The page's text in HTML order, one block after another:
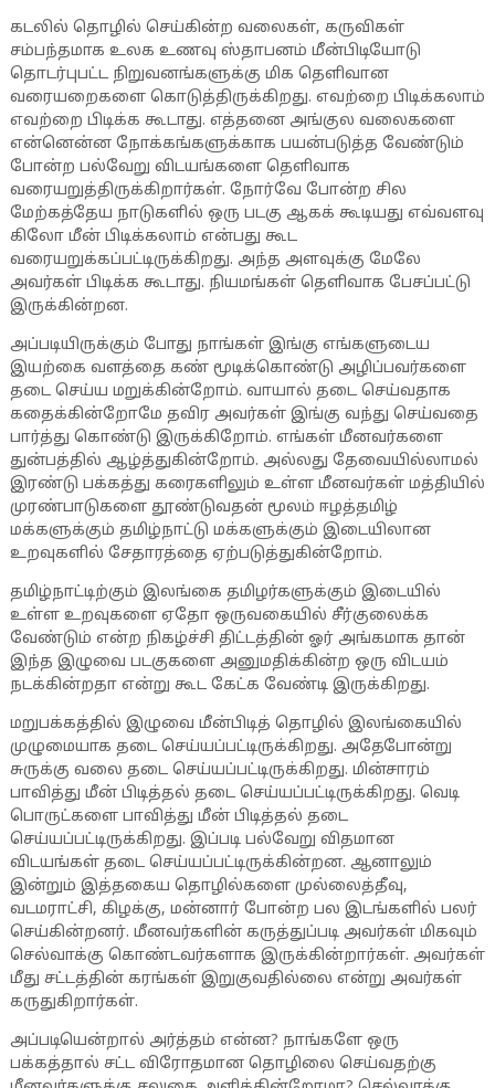
கடலில் தொழில் செய்கின்ற வலைகள், கருவிகள்
சம்பந்தமாக உலக உணவு ஸ்தாபனம் மீன்பிடியோடு
தொடர்புபட்ட நிறுவனங்களுக்கு மிக தெளிவான
வரையறைகளை கொடுத்திருக்கிறது. எவற்றை பிடிக்கலாம்
எவற்றை பிடிக்க கூடாது. எத்தனை அங்குல வலைகளை
என்னென்ன நோக்கங்களுக்காக பயன்படுத்த வேண்டும்
போன்ற பல்வேறு விடயங்களை தெளிவாக
வரையறுத்திருக்கிறார்கள். நோர்வே போன்ற சில
மேற்கத்தேய நாடுகளில் ஒரு படகு ஆகக் கூடியது எவ்வளவு
கிலோ மீன் பிடிக்கலாம் என்பது கூட
வரையறுக்கப்பட்டிருக்கிறது. அந்த அளவுக்கு மேலே
அவர்கள் பிடிக்க கூடாது. நியமங்கள் தெளிவாக பேசப்பட்டு
இருக்கின்றன.
அப்படியிருக்கும் போது நாங்கள் இங்கு எங்களுடைய
இயற்கை வளத்தை கண் மூடிக்கொண்டு அழிப்பவர்களை
தடை செய்ய மறுக்கின்றோம். வாயால் தடை செய்வதாக
கதைக்கின்றோமே தவிர அவர்கள் இங்கு வந்து செய்வதை
பார்த்து கொண்டு இருக்கிறோம். எங்கள் மீனவர்களை
துன்பத்தில் ஆழ்த்துகின்றோம். அல்லது தேவையில்லாமல்
இரண்டு பக்கத்து கரைகளிலும் உள்ள மீனவர்கள் மத்தியில்
முரண்பாடுகளை தூண்டுவதன் மூலம் ஈழத்தமிழ்
மக்களுக்கும் தமிழ்நாட்டு மக்களுக்கும் இடையிலான
உறவுகளில் சேதாரத்தை ஏற்படுத்துகின்றோம்.
தமிழ்நாட்டிற்கும் இலங்கை தமிழர்களுக்கும் இடையில்
உள்ள உறவுகளை ஏதோ ஒருவகையில் சீர்குலைக்க
வேண்டும் என்ற நிகழ்ச்சி திட்டத்தின் ஓர் அங்கமாக தான்
இந்த இழுவை படகுகளை அனுமதிக்கின்ற ஒரு விடயம்
நடக்கின்றதா என்று கூட கேட்க வேண்டி இருக்கிறது.
மறுபக்கத்தில் இழுவை மீன்பிடித் தொழில் இலங்கையில்
முழுமையாக தடை செய்யப்பட்டிருக்கிறது. அதேபோன்று
சுருக்கு வலை தடை செய்யப்பட்டிருக்கிறது. மின்சாரம்
பாவித்து மீன் பிடித்தல் தடை செய்யப்பட்டிருக்கிறது. வெடி
பொருட்களை பாவித்து மீன் பிடித்தல் தடை
செய்யப்பட்டிருக்கிறது. இப்படி பல்வேறு விதமான
விடயங்கள் தடை செய்யப்பட்டிருக்கின்றன. ஆனாலும்
இன்றும் இத்தகைய தொழில்களை முல்லைத்தீவு,
வடமராட்சி, கிழக்கு, மன்னார் போன்ற பல இடங்களில் பலர்
செய்கின்றனர். மீனவர்களின் கருத்துப்படி அவர்கள் மிகவும்
செல்வாக்கு கொண்டவர்களாக இருக்கின்றார்கள். அவர்கள்
மீது சட்டத்தின் கரங்கள் இறுகுவதில்லை என்று அவர்கள்
கருதுகிறார்கள்.
அப்படியென்றால் அர்த்தம் என்ன? நாங்களே ஒரு
பக்கத்தால் சட்ட விரோதமான தொழிலை செய்வதற்கு